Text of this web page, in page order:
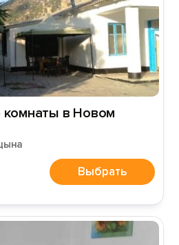
в Новом
Выбрать